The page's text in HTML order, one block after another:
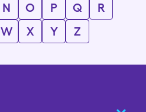
N O P Q
R
W X Y Z